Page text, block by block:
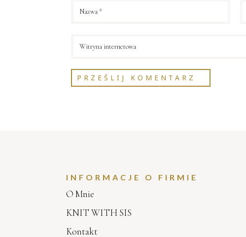
INFORMACJE O FIRMIE
O Mnie
KNIT WITH SIS
Kontakt